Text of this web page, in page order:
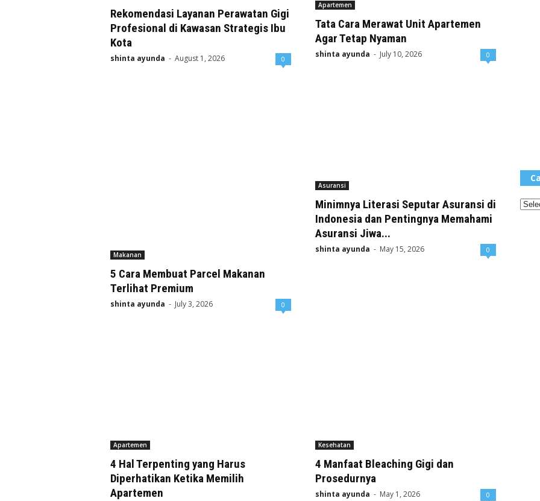
Rekomendasi Layanan Perawatan Gigi
Profesional di Kawasan Strategis Ibu
Kota
shinta ayunda - August 1, 2026 0
Apartemen
Tata Cara Merawat Unit Apartemen
Agar Tetap Nyaman
shinta ayunda - July 10, 2026 0
Makanan
5 Cara Membuat Parcel Makanan
Terlihat Premium
shinta ayunda - July 3, 2026 0
Asuransi
Minimnya Literasi Seputar Asuransi di
Indonesia dan Pentingnya Memahami
Asuransi Jiwa...
shinta ayunda - May 15, 2026 0
Apartemen
4 Hal Terpenting yang Harus
Diperhatikan Ketika Memilih
Apartemen
Kesehatan
4 Manfaat Bleaching Gigi dan
Prosedurnya
shinta ayunda - May 1, 2026 0